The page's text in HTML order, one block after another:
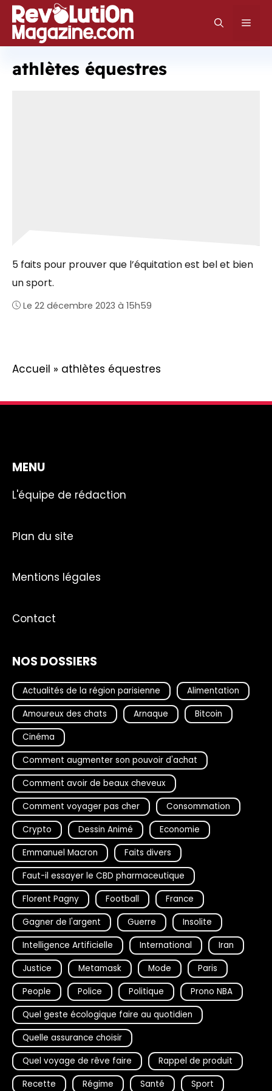
Aller
au
contenu
athlètes équestres
5 faits pour prouver que l’équitation est bel et bien
un sport.
Le 22 décembre 2023 à 15h59
Accueil » athlètes équestres
MENU
L'équipe de rédaction
Plan du site
Mentions légales
Contact
NOS DOSSIERS
Actualités de la région parisienne
Alimentation
Amoureux des chats
Arnaque
Bitcoin
Cinéma
Comment augmenter son pouvoir d'achat
Comment avoir de beaux cheveux
Comment voyager pas cher
Consommation
Crypto
Dessin Animé
Economie
Emmanuel Macron
Faits divers
Faut-il essayer le CBD pharmaceutique
Florent Pagny
Football
France
Gagner de l'argent
Guerre
Insolite
Intelligence Artificielle
International
Iran
Justice
Metamask Mode
Paris
People
Police Politique
Prono NBA
Quel geste écologique faire au quotidien
Quelle assurance choisir
Quel voyage de rêve faire
Rappel de produit
Recette
Régime Santé Sport